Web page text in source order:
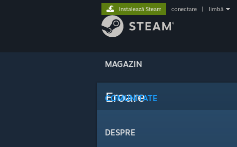
MAGAZIN
COMUNITATE
DESPRE
Instalează Steam conectare limbă
Eroare